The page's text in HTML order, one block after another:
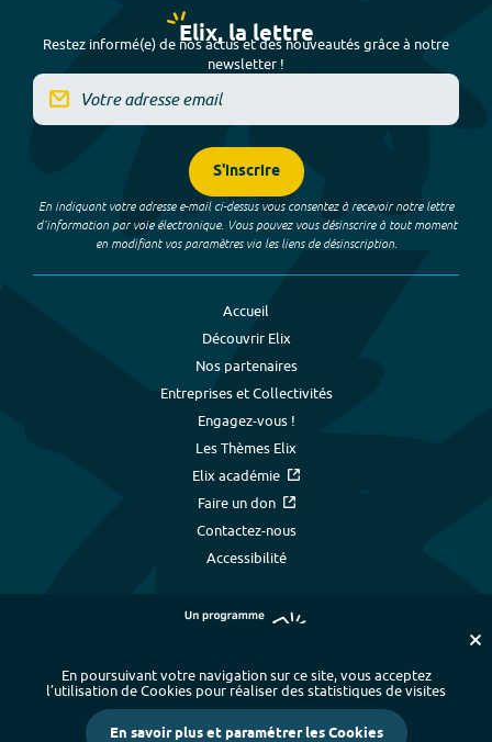
Elix, la lettre
Restez informé(e) de nos actus et des nouveautés grâce à notre
newsletter !
S'inscrire
En indiquant votre adresse e-mail ci-dessus vous consentez à recevoir notre lettre
d’information par voie électronique. Vous pouvez vous désinscrire à tout moment
en modifiant vos paramètres via les liens de désinscription.
Accueil
Découvrir Elix
Nos partenaires
Entreprises et Collectivités
Engagez-vous !
Les Thèmes Elix
Elix académie
Faire un don
Contactez-nous
Accessibilité
Plan du site - Index alphabétique
-
Mentions légales et données personnelles
- Paramétrer les cookies
En poursuivant votre navigation sur ce site, vous acceptez
l’utilisation de Cookies pour réaliser des statistiques de visites
En savoir plus et paramétrer les Cookies